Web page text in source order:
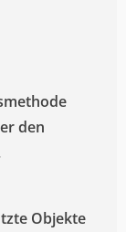
den
Objekte